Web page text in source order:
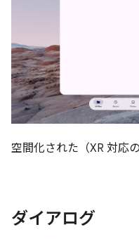
空間化された（XR 対応
ダイアログ